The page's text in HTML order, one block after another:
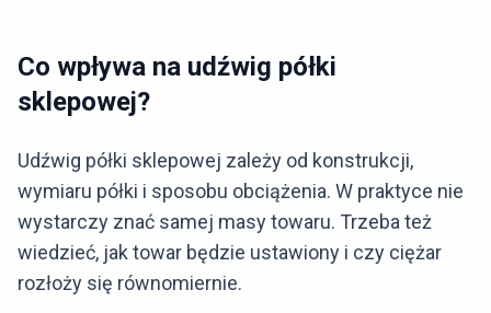
Co wpływa na udźwig półki
sklepowej?
Udźwig półki sklepowej zależy od konstrukcji,
wymiaru półki i sposobu obciążenia. W praktyce nie
wystarczy znać samej masy towaru. Trzeba też
wiedzieć, jak towar będzie ustawiony i czy ciężar
rozłoży się równomiernie.